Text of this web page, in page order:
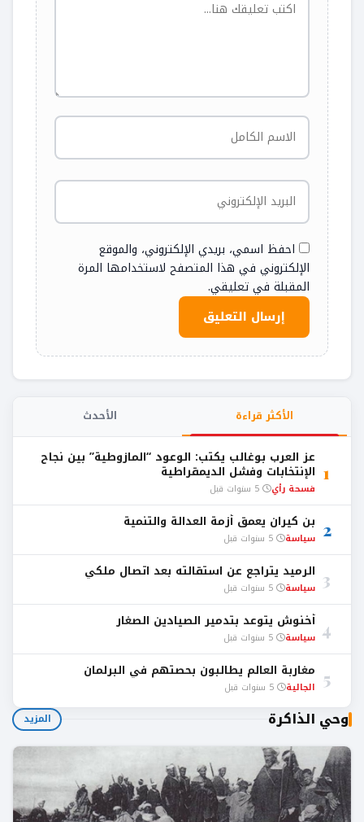
احفظ اسمي، بريدي الإلكتروني، والموقع
الإلكتروني في هذا المتصفح لاستخدامها المرة
المقبلة في تعليقي.
الأكثر قراءة الأحدث
1
عز العرب بوغالب يكتب: الوعود “المازوطية” بين نجاح
الإنتخابات وفشل الديمقراطية
فسحة رأي
2 بن كيران يعمق أزمة العدالة والتنمية
سياسة
3 الرميد يتراجع عن استقالته بعد اتصال ملكي
سياسة
4 أخنوش يتوعد بتدمير الصيادين الصغار
سياسة
5 مغاربة العالم يطالبون بحصتهم في البرلمان
الجالية
وحي الذاكرة المزيد